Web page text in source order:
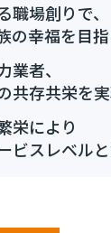
職場創りで、
幸福を目指
業者、
存共栄を実
栄により
ビスレベル